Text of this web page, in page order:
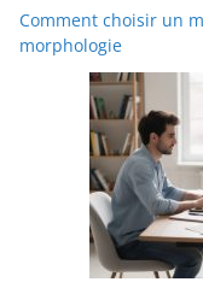
Comment choisir un
morphologie